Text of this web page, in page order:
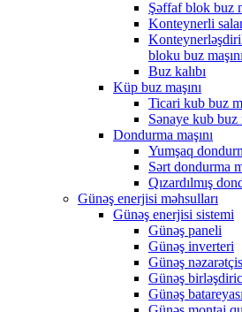
Şəffaf blok buz
Konteynerli
bloku buz maşını
Buz kalıbı
Küp buz maşını
Ticari kub buz
Sənaye kub buz
Dondurma maşını
Yumşaq
Sərt dondurma
Qızardılmış
Günəş enerjisi məhsulları
Günəş enerjisi sistemi
Günəş paneli
Günəş inverteri
Günəş
Günəş
Günəş batareyası